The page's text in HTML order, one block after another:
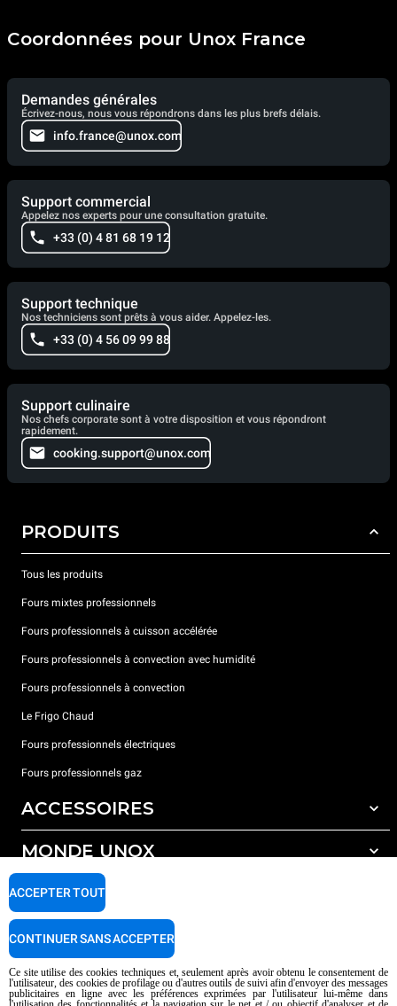
Coordonnées pour Unox France
Demandes générales
Écrivez-nous, nous vous répondrons dans les plus brefs délais.
info.france@unox.com
Support commercial
Appelez nos experts pour une consultation gratuite.
+33 (0) 4 81 68 19 12
Support technique
Nos techniciens sont prêts à vous aider. Appelez-les.
+33 (0) 4 56 09 99 88
Support culinaire
Nos chefs corporate sont à votre disposition et vous répondront
rapidement.
cooking.support@unox.com
PRODUITS
Tous les produits
Fours mixtes professionnels
Fours professionnels à cuisson accélérée
Fours professionnels à convection avec humidité
Fours professionnels à convection
Le Frigo Chaud
Fours professionnels électriques
Fours professionnels gaz
ACCESSOIRES
Tous les accessoires
Détergents pour lavage automatique
Détergents pour lavage manuel
Traitement de l'eau avec filtres à résine
MONDE UNOX
Nos bureaux dans le monde
SUPPORT
Garantie Unox
Trouver les Centres SAV
Ce site utilise des cookies techniques et, seulement après avoir obtenu le consentement de
l'utilisateur, des cookies de profilage ou d'autres outils de suivi afin d'envoyer des messages
publicitaires en ligne avec les préférences exprimées par l'utilisateur lui-même dans
ACCEPTER TOUT
CONTINUER SANS ACCEPTER